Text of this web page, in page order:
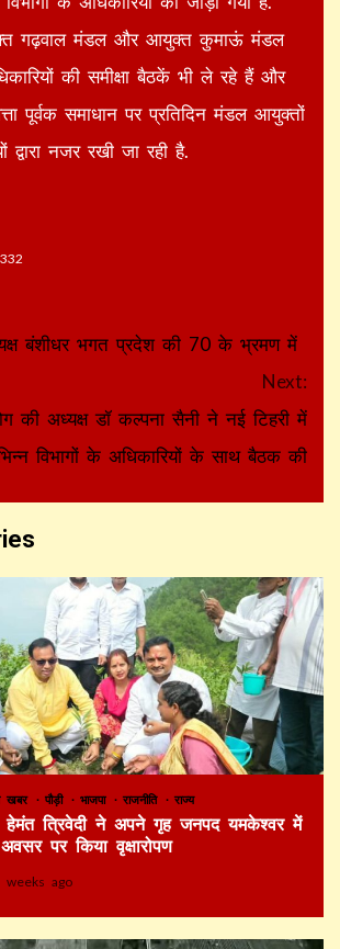
गढ़वाल मंडल और आयुक्त कुमाऊं मंडल
की समीक्षा बैठकें भी ले रहे हैं और
पूर्वक समाधान पर प्रतिदिन मंडल आयुक्तों
द्वारा नजर रखी जा रही है.
बंशीधर भगत प्रदेश की 70 के भ्रमण में
Next:
की अध्यक्ष डॉ कल्पना सैनी ने नई टिहरी में
विभागों के अधिकारियों के साथ बैठक की
खबर पौड़ी भाजपा राजनीति राज्य
त्रिवेदी ने अपने गृह जनपद यमकेश्वर में
पर किया वृक्षारोपण
weeks ago